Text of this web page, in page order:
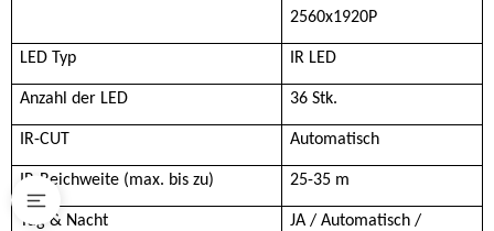
2560x1920P
LED Typ IR LED
Anzahl der LED 36 Stk.
IR-CUT Automatisch
IR-Reichweite (max. bis zu) 25-35 m
Tag & Nacht
JA / Automatisch /